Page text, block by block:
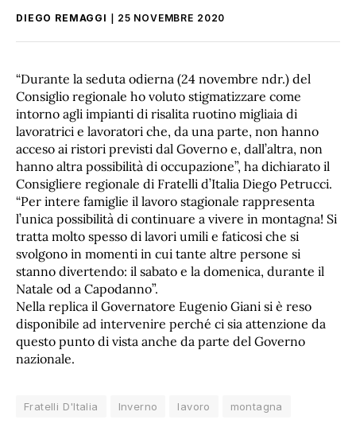
DIEGO REMAGGI 25 NOVEMBRE 2020
“Durante la seduta odierna (24 novembre ndr.) del
Consiglio regionale ho voluto stigmatizzare come
intorno agli impianti di risalita ruotino migliaia di
lavoratrici e lavoratori che, da una parte, non hanno
acceso ai ristori previsti dal Governo e, dall’altra, non
hanno altra possibilità di occupazione”, ha dichiarato il
Consigliere regionale di Fratelli d’Italia Diego Petrucci.
“Per intere famiglie il lavoro stagionale rappresenta
l’unica possibilità di continuare a vivere in montagna! Si
tratta molto spesso di lavori umili e faticosi che si
svolgono in momenti in cui tante altre persone si
stanno divertendo: il sabato e la domenica, durante il
Natale od a Capodanno”.
Nella replica il Governatore Eugenio Giani si è reso
disponibile ad intervenire perché ci sia attenzione da
questo punto di vista anche da parte del Governo
nazionale.
Fratelli D'Italia Inverno lavoro montagna